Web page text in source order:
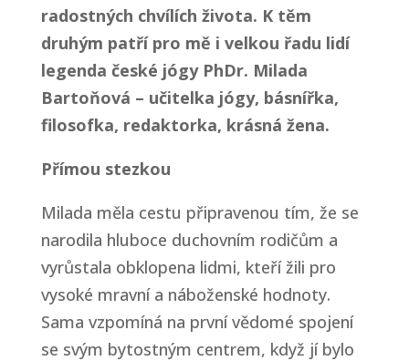
radostných chvílích života. K těm
druhým patří pro mě i velkou řadu lidí
legenda české jógy PhDr. Milada
Bartoňová – učitelka jógy, básnířka,
filosofka, redaktorka, krásná žena.
Přímou stezkou
Milada měla cestu připravenou tím, že se
narodila hluboce duchovním rodičům a
vyrůstala obklopena lidmi, kteří žili pro
vysoké mravní a náboženské hodnoty.
Sama vzpomíná na první vědomé spojení
se svým bytostným centrem, když jí bylo